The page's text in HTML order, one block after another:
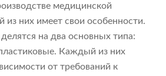
медицинской
из них имеет свои особенности.
на два основных типа:
Каждый из них
от требований к